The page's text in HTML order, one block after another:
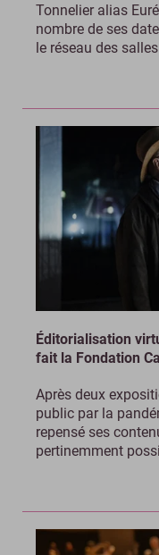
Tonnelier alias
nombre de ses
le réseau des
Éditorialisation
fait la Fondation
Après deux
public par la
repensé ses
pertinemment